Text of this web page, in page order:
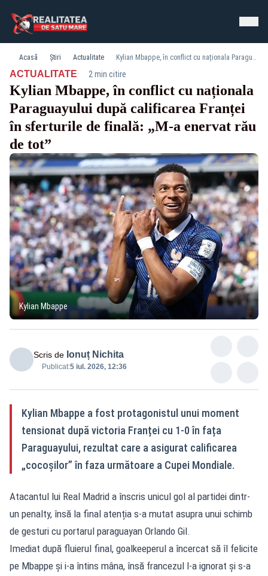
Acasă Știri Actualitate Kylian Mbappe, în conflict cu naționala Paraguayului după calificarea Franței în sferturile de finală: „M-a enervat rău de tot”
ACTUALITATE· 2 min citire
Kylian Mbappe, în conflict cu naționala
Paraguayului după calificarea Franței
în sferturile de finală: „M-a enervat rău
de tot”
Kylian Mbappe
Scris de Ionuț Nichita
Publicat:5 iul. 2026, 12:36
Kylian Mbappe a fost protagonistul unui moment
tensionat după victoria Franței cu 1-0 în fața
Paraguayului, rezultat care a asigurat calificarea
„cocoșilor” în faza următoare a Cupei Mondiale.
Atacantul lui Real Madrid a înscris unicul gol al partidei dintr-
un penalty, însă la final atenția s-a mutat asupra unui schimb
de gesturi cu portarul paraguayan Orlando Gil.
Imediat după fluierul final, goalkeeperul a încercat să îl felicite
pe Mbappe și i-a întins mâna, însă francezul l-a ignorat și s-a